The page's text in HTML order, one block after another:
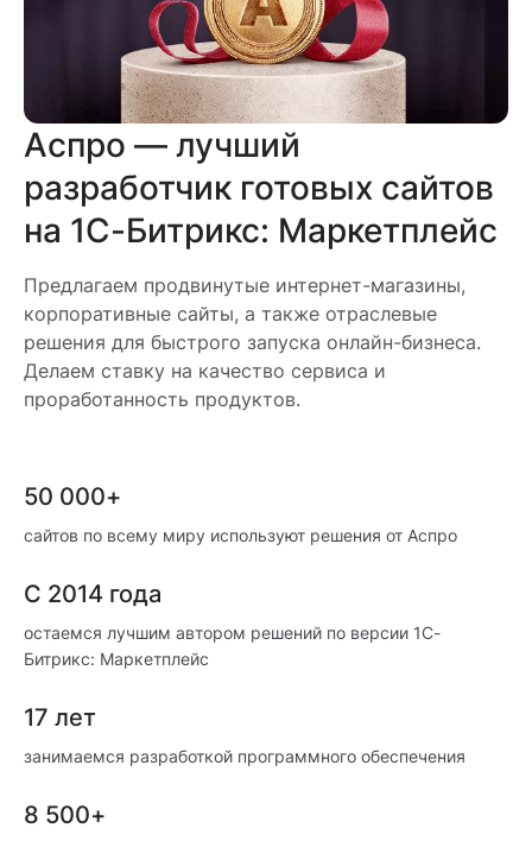
Аспро — лучший
разработчик готовых сайтов
на 1С-Битрикс: Маркетплейс
Предлагаем продвинутые интернет-магазины,
корпоративные сайты, а также отраслевые
решения для быстрого запуска онлайн-бизнеса.
Делаем ставку на качество сервиса и
проработанность продуктов.
50 000+
сайтов по всему миру используют решения от Аспро
С 2014 года
остаемся лучшим автором решений по версии 1С-
Битрикс: Маркетплейс
17 лет
занимаемся разработкой программного обеспечения
8 500+